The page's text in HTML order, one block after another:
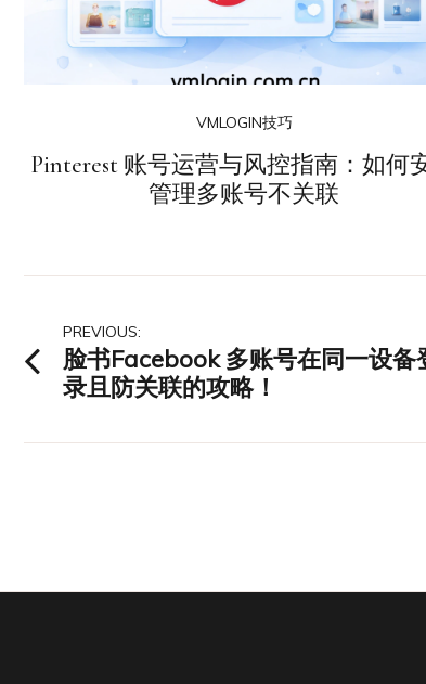
VMLOGIN技巧
Pinterest 账号运营与风控指南：如何
管理多账号不关联
章
PREVIOUS:
脸书Facebook 多账号在同一设备
录且防关联的攻略！